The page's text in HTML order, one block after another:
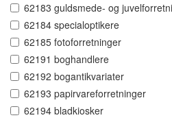
62183 guldsmede- og
62184 specialoptikere
62185 fotoforretninger
62191 boghandlere
62192 bogantikvariater
62193 papirvareforretninger
62194 bladkiosker